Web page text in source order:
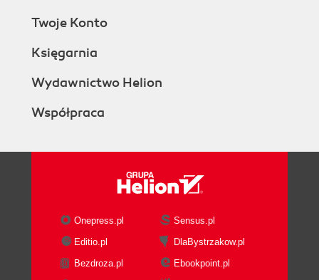
Twoje Konto
Księgarnia
Wydawnictwo Helion
Współpraca
Onepress.pl
Sensus.pl
Editio.pl
DlaBystrzakow.pl
Bezdroza.pl
Ebookpoint.pl